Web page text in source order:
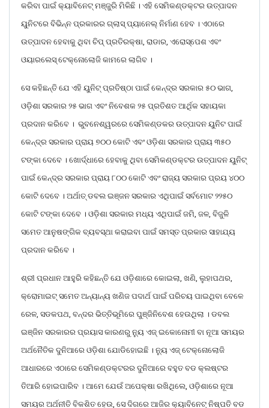
କରିବା ପାଇଁ କ୍ୟାବିନେଟ୍ ମଞ୍ଜୁରି ମିଳିଛି । ଏହି ସେମିକଣ୍ଡକ୍ଟର ଉତ୍ପାଦନ
ୟୁନିଟରେ ବିଭିନ୍ନ ପ୍ରକାରର ଗ୍ଲାସ୍ ପ୍ୟାନେଲ୍ ନିର୍ମାଣ ହେବ । ଏଠାରେ
ଉତ୍ପାଦନ ହେବାକୁ ଥିବା ଚିପ୍ ପ୍ରତିରକ୍ଷା, ରାଡାର, ଏରୋସ୍ପେଶ ଏବଂ
ଓୟାରଲେସ୍ ଟେକ୍ନୋଲୋଜି କାମରେ ଲାଗିବ ।
ସେ କହିଛନ୍ତି ଯେ ଏହି ୟୁନିଟ୍ ପ୍ରତିଷ୍ଠା ପାଇଁ କେନ୍ଦ୍ର ସରକାର ୫୦ ଭାଗ,
ଓଡ଼ିଶା ସରକାର ୨୫ ଭାଗ ଏବଂ ନିବେଶକ ୨୫ ପ୍ରତିଶତ ଆର୍ଥିକ ସହାୟକା
ପ୍ରଦାନ କରିବେ । ଭୁବନେଶ୍ୱରରେ ସେମିକଣ୍ଡକର ଉତ୍ପାଦନ ୟୁନିଟ ପାଇଁ
କେନ୍ଦ୍ର ସରକାର ପ୍ରାୟ ୭୦୦ କୋଟି ଏବଂ ଓଡ଼ିଶା ସରକାର ପ୍ରାୟ ୩୫୦
ଟଙ୍କା ଦେବେ । ଖୋର୍ଦ୍ଧାରେ ହେବାକୁ ଥିବା ସେମିକଣ୍ଡକ୍ଟର ଉତ୍ପାଦନ ୟୁନିଟ୍
ପାଇଁ କେନ୍ଦ୍ର ସରକାର ପ୍ରାୟ ୮୦୦ କୋଟି ଏବଂ ରାଜ୍ୟ ସରକାର ପ୍ରୟ ୪୦୦
କୋଟି ଦେବେ । ଅର୍ଥାତ୍ ଡବଲ ଇଞ୍ଜନ ସରକାର ଏଥିପାଇଁ ସର୍ବମୋଟ ୨୨୫୦
କୋଟି ଟଙ୍କା ଦେବେ । ଓଡ଼ିଶା ସରକାର ମଧ୍ୟ ଏଥିପାଇଁ ଜମି, ଜଳ, ବିଜୁଳି
ସମେତ ଆନୁଷଙ୍ଗିକ ବ୍ୟବସ୍ଥା କରାଇବା ପାଇଁ ସମସ୍ତ ପ୍ରକାର ସାହାଯ୍ୟ
ପ୍ରଦାନ କରିବେ ।
ଶ୍ରୀ ପ୍ରଧାନ ଆହୁରି କହିଛନ୍ତି ଯେ ଓଡ଼ିଶାରେ କୋଇଲା, ଖଣି, ଲୁହାପଥର,
କ୍ରୋମାଇଟ୍ ସମେତ ଅନ୍ୟାନ୍ୟ ଖଣିଜ ପଦାର୍ଥ ପାଇଁ ପରିଚୟ ପାଇଥିବା ବେଳେ
ରେଳ, ସଡକପଥ, ବନ୍ଦର ଭିତ୍ତିଭୂମିରେ ପୁଞ୍ଜିନିବେଶ ହେଉଥିଲା । ଡବଲ
ଇଞ୍ଜିନ ସରକାରର ପ୍ରୟାସ କାରଣରୁ ନ୍ୟୁ ଏଜ୍ ଇକୋନୋମୀ ବା ନୂଆ ସମୟର
ଅର୍ଥନୈତିକ ଦୁନିଆରେ ଓଡ଼ିଶା ଯୋଡିହୋଇଛି । ନ୍ୟୁ ଏଜ୍ ଟେକ୍ନୋଲୋଜି
ଆଧାରରେ ଏଠାରେ ସେମିକଣ୍ଡକ୍ଟରର ଦୁନିଆରେ ବହୁତ ବଡ କ୍ଲଷ୍ଟର
ତିଆରି ହୋଇପାରିବ । ଆମେ ଯେଉଁ ଅପେକ୍ଷା ରଖିଥିଲେ, ଓଡ଼ିଶାରେ ନୂଆ
ସମୟର ଅର୍ଥନୀତି ବିକଶିତ ହେଉ, ସେ ଦିଗରେ ଆଜିର କ୍ୟାବିନେଟ୍ ନିଷ୍ପତି ବଡ